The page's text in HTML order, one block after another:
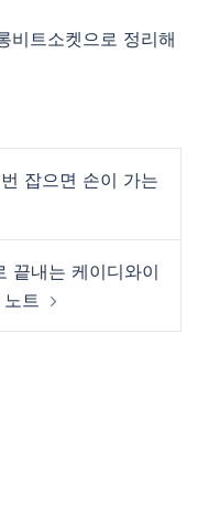
비트소켓으로 정리해
잡으면 손이 가는
끝내는 케이디와이
트